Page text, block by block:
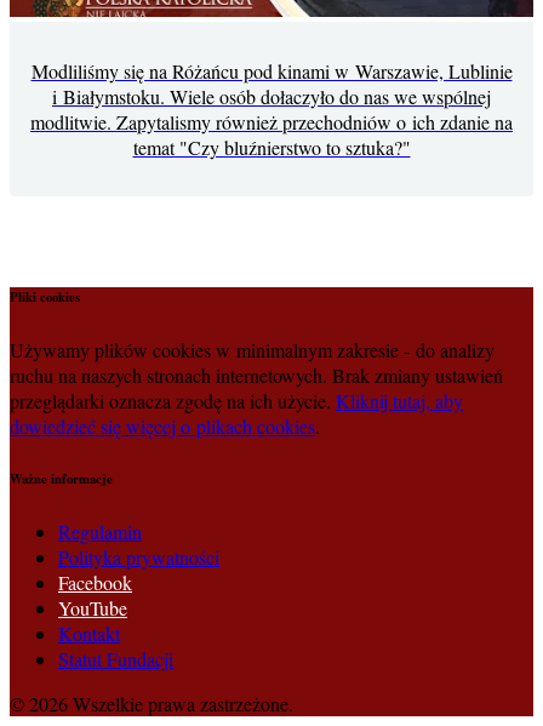
Modliliśmy się na Różańcu pod kinami w Warszawie, Lublinie
i Białymstoku. Wiele osób dołaczyło do nas we wspólnej
modlitwie. Zapytalismy również przechodniów o ich zdanie na
temat "Czy bluźnierstwo to sztuka?"
Pliki cookies
Używamy plików cookies w minimalnym zakresie - do analizy
ruchu na naszych stronach internetowych. Brak zmiany ustawień
przeglądarki oznacza zgodę na ich użycie. Kliknij tutaj, aby
dowiedzieć się więcej o plikach cookies.
Ważne informacje
Regulamin
Polityka prywatności
Facebook
YouTube
Kontakt
Statut Fundacji
© 2026 Wszelkie prawa zastrzeżone.